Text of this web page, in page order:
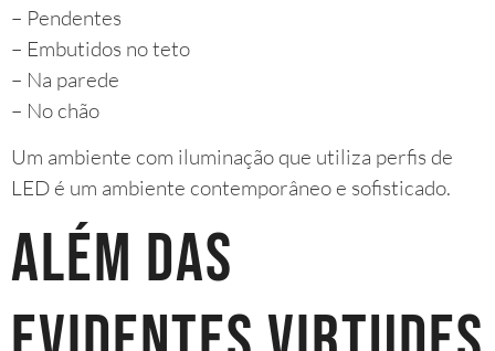
– Pendentes
– Embutidos no teto
– Na parede
– No chão
Um ambiente com iluminação que utiliza perfis de
LED é um ambiente contemporâneo e sofisticado.
Além das